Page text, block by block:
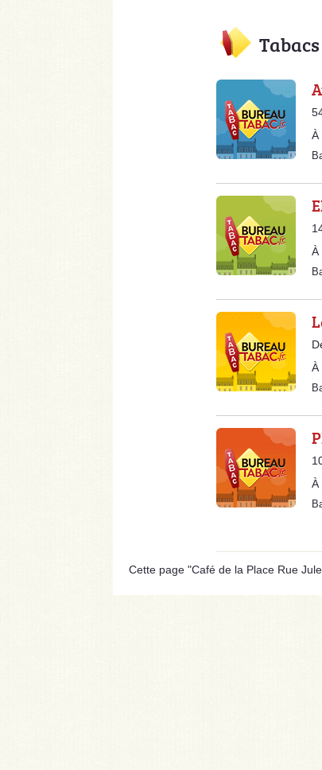
À
À
À
À
Cette page "Café de la Place Rue